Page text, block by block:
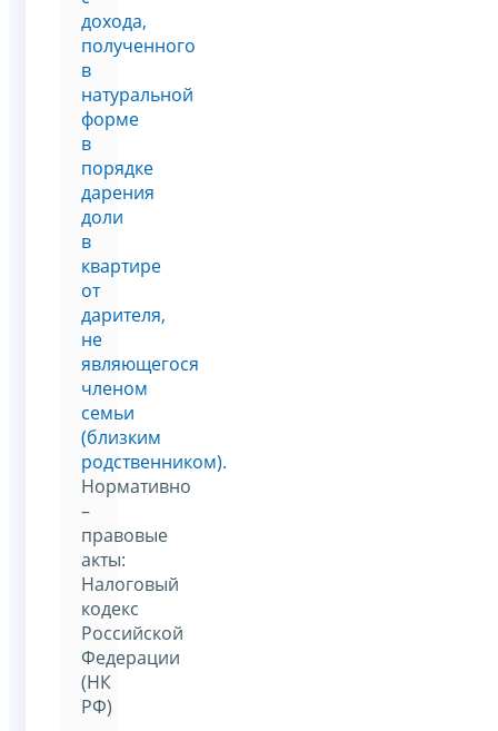
дохода,
полученного
в
натуральной
форме
в
порядке
дарения
доли
в
квартире
от
дарителя,
не
являющегося
членом
семьи
(близким
родственником).
Нормативно
–
правовые
акты:
Налоговый
кодекс
Российской
Федерации
(НК
РФ)